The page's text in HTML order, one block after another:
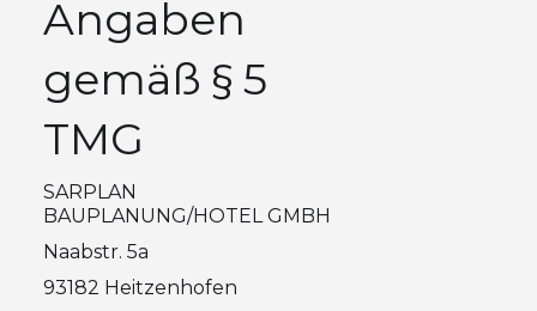
Angaben
gemäß § 5
TMG
SARPLAN
BAUPLANUNG/HOTEL GMBH
Naabstr. 5a
93182 Heitzenhofen